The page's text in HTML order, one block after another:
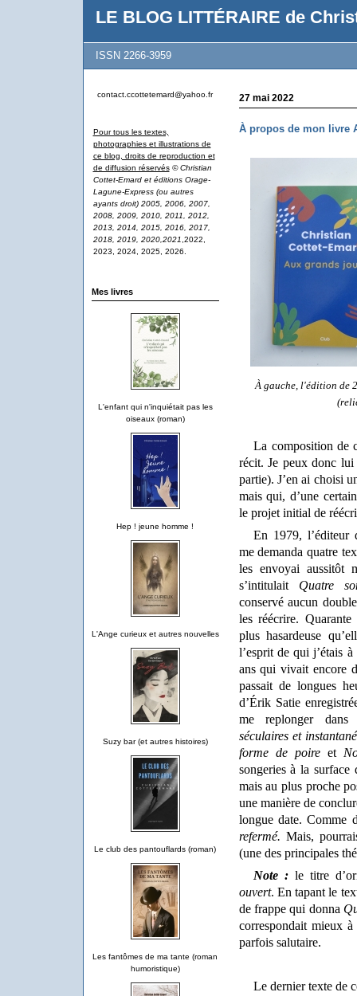
LE BLOG LITTÉRAIRE de
ISSN 2266-3959
contact.ccottetemard@yahoo.fr
Pour tous les textes,
photographies et illustrations de
ce blog, droits de reproduction et
de diffusion réservés © Christian
Cottet-Emard et éditions Orage-
Lagune-Express (ou autres
ayants droit) 2005, 2006, 2007,
2008, 2009, 2010, 2011, 2012,
2013, 2014, 2015, 2016, 2017,
2018, 2019, 2020,2021 ,2022,
2023, 2024, 2025, 2026.
Mes livres
L'enfant qui n'inquiétait pas les
oiseaux (roman)
Hep ! jeune homme !
L'Ange curieux et autres nouvelles
Suzy bar (et autres histoires)
Le club des pantouflards (roman)
Les fantômes de ma tante (roman
humoristique)
27 mai 2022
À propos de mon livre
À gauche, l'édition de
La composition de
récit. Je peux donc
partie). J’en ai choisi
mais qui, d’une
le projet initial de
En 1979, l’éditeur
me demanda quatre
les envoyai aussitôt
s’intitulait Quatre
conservé aucun
les réécrire.
plus hasardeuse
l’esprit de qui j’étais
ans qui vivait encore
passait de longues
d’Érik Satie
me replonger
séculaires et
forme de poireet
songeries à la
mais au plus proche
une manière de
longue date. Comme
refermé. Mais,
(une des principales
Note : le titre
ouvert. En tapant le
de frappe qui donna
correspondait mieux
parfois salutaire.
Le dernier texte de